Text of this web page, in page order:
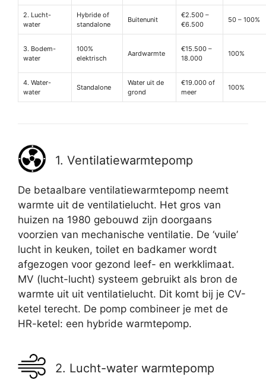
2. Lucht-
water
Hybride of
standalone
Buitenunit
€2.500 –
€6.500
50 – 100%
3. Bodem-
water
100%
elektrisch
Aardwarmte
€15.500 –
18.000
100%
4. Water-
water
Standalone
Water uit de
grond
€19.000 of
meer
100%
1. Ventilatiewarmtepomp
De betaalbare ventilatiewarmtepomp neemt
warmte uit de ventilatielucht. Het gros van
huizen na 1980 gebouwd zijn doorgaans
voorzien van mechanische ventilatie. De ‘vuile’
lucht in keuken, toilet en badkamer wordt
afgezogen voor gezond leef- en werkklimaat.
MV (lucht-lucht) systeem gebruikt als bron de
warmte uit uit ventilatielucht. Dit komt bij je CV-
ketel terecht. De pomp combineer je met de
HR-ketel: een hybride warmtepomp.
2. Lucht-water warmtepomp